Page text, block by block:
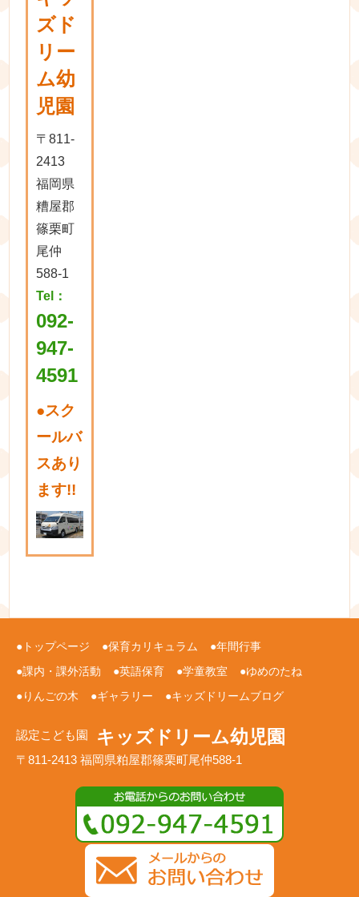
ズド
リー
ム幼
児園
〒811-
2413
福岡県
糟屋郡
篠栗町
尾仲
588-1
Tel：
092-
947-
4591
●スク
ールバ
スあり
ます!!
トップページ 保育カリキュラム
年間行事
課内・課外活動
英語保育 学童教室
ゆめのたね
りんごの木
ギャラリー キッズドリームブログ
認定こども園 キッズドリーム幼児園
〒811-2413 福岡県粕屋郡篠栗町尾仲588-1